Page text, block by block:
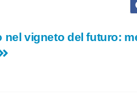
nel vigneto del futuro: